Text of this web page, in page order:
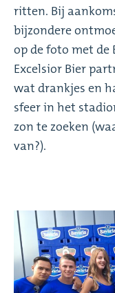
ritten. Bij
bijzondere
op de foto met de
Excelsior Bier
wat drankjes en
sfeer in het
zon te zoeken
van?).